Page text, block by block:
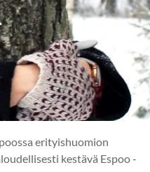
erityishuomion
kestävä Espoo -